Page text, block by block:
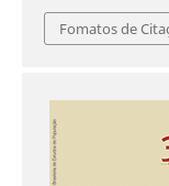
Fomatos de